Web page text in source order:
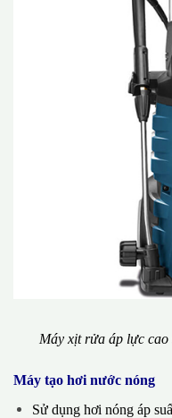
Máy xịt rửa áp lực cao
Máy tạo hơi nước nóng
Sử dụng hơi nóng áp